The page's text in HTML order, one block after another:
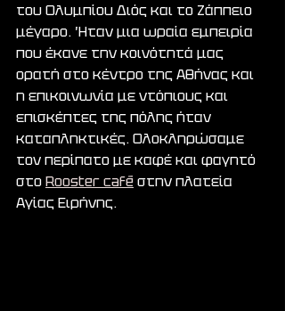
του Ολυμπίου Διός και το Ζάππειο
μέγαρο. Ήταν μια ωραία εμπειρία
που έκανε την κοινότητά μας
ορατή στο κέντρο της Αθήνας και
η επικοινωνία με ντόπιους και
επισκέπτες της πόλης ήταν
καταπληκτικές. Ολοκληρώσαμε
τον περίπατο με καφέ και φαγητό
στο Rooster café στην πλατεία
Αγίας Ειρήνης.